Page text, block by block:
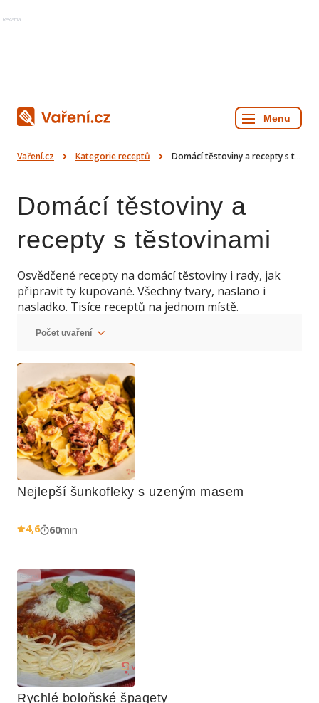
Reklama
Vaření.cz Kategorie receptů Domácí těstoviny a recepty s těstovinami
Domácí těstoviny a
recepty s těstovinami
Osvědčené recepty na domácí těstoviny i rady, jak
připravit ty kupované. Všechny tvary, naslano i
nasladko. Tisíce receptů na jednom místě.
Nejlepší šunkofleky s uzeným masem
4,6 60min
Reklama
Rychlé boloňské špagety